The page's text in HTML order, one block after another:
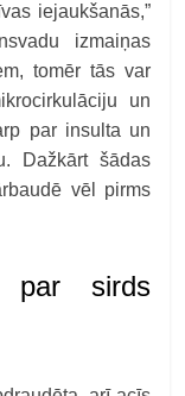
iejaukšanās,”
izmaiņas
tomēr tās var
un
par insulta un
Dažkārt šādas
vēl pirms
sirds